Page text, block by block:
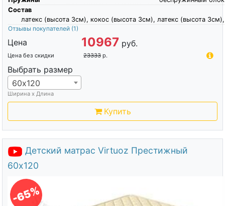
Состав
латекс (высота 3см), кокос (высота 3см), латекс (высота 3см),
Отзывы покупателей (1)
Цена 10967 руб.
Цена без скидки 23333 р.
Выбрать размер
60х120
Ширина х Длина
Купить
Детский матрас Virtuoz Престижный
60х120
-65%